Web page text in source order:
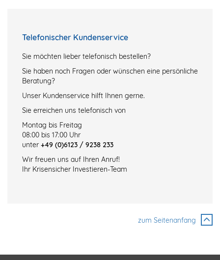
Telefonischer Kundenservice
Sie möchten lieber telefonisch bestellen?
Sie haben noch Fragen oder wünschen eine persönliche
Beratung?
Unser Kundenservice hilft Ihnen gerne.
Sie erreichen uns telefonisch von
Montag bis Freitag
08:00 bis 17:00 Uhr
unter +49 (0)6123 / 9238 233
Wir freuen uns auf Ihren Anruf!
Ihr Krisensicher Investieren-Team
zum Seitenanfang